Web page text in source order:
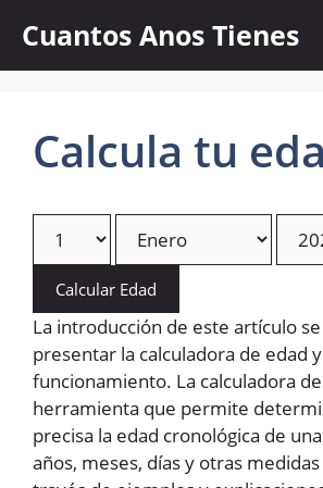
content
Cuantos Anos Tienes
Calcula tu
Calcular Edad
La introducción de este artículo
presentar la calculadora de edad
funcionamiento. La calculadora
herramienta que permite
precisa la edad cronológica de
años, meses, días y otras